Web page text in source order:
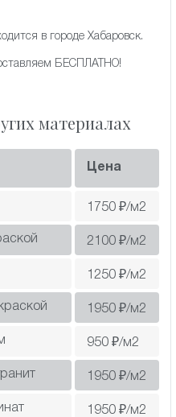
в городе Хабаровск.
БЕСПЛАТНО!
материалах
Цена
1750 ₽/м2
2100 ₽/м2
1250 ₽/м2
1950 ₽/м2
950 ₽/м2
1950 ₽/м2
1950 ₽/м2